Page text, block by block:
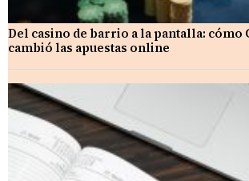
Del casino de barrio a la pantalla: cómo
cambió las apuestas online